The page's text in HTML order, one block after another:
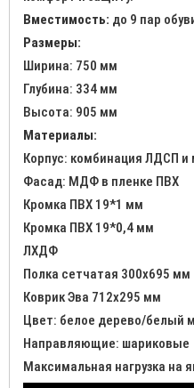
Вместимость: до 9 пар
Размеры:
Ширина: 750 мм
Глубина: 334 мм
Высота: 905 мм
Материалы:
Корпус: комбинация ЛДСП и
Фасад: МДФ в пленке ПВХ
Кромка ПВХ 19*1 мм
Кромка ПВХ 19*0,4 мм
ЛХДФ
Полка сетчатая 300х695 мм
Коврик Эва 712х295 мм
Цвет: белое дерево/белый
Направляющие: шариковые
Максимальная нагрузка на